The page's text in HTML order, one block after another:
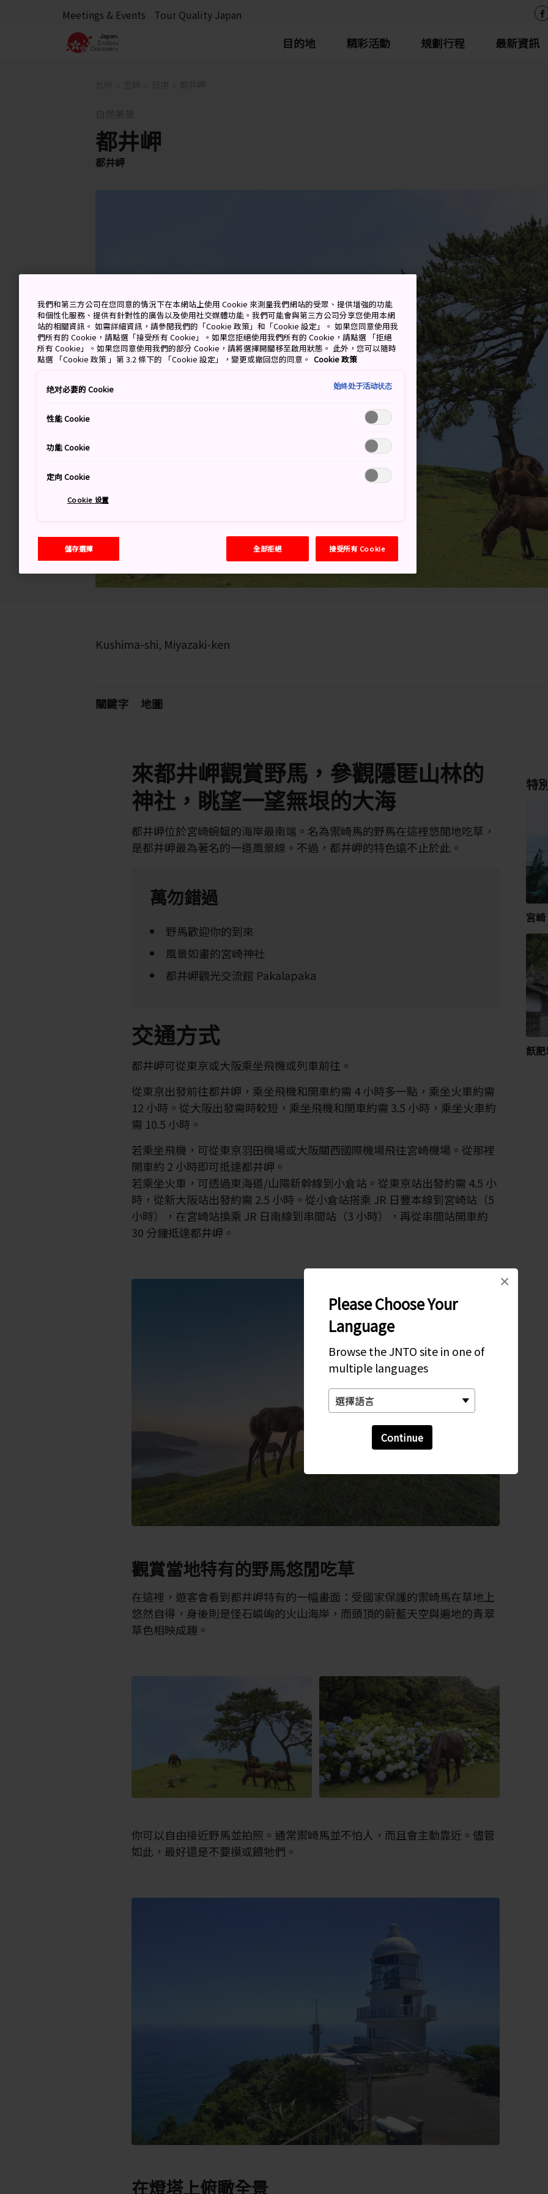
Please Choose Your
Language
Browse the JNTO site in one of
multiple languages
Continue
×
Meetings & Events Tour Quality Japan
目的地 精彩活動 規劃行程 最新資訊
都井岬
都井岬
Kushima-shi, Miyazaki-ken
關鍵字 地圖
來都井岬觀賞野馬，參觀隱匿山林的
神社，眺望一望無垠的大海
都井岬位於宮崎蜿蜒的海岸最南端。名為禦崎馬的野馬在這裡悠閒地吃草，
是都井岬最為著名的一道風景線。不過，都井岬的特色遠不止於此。
萬勿錯過
野馬歡迎你的到來
風景如畫的宮崎神社
都井岬觀光交流館 Pakalapaka
交通方式
都井岬可從東京或大阪乘坐飛機或列車前往。
從東京出發前往都井岬，乘坐飛機和開車約需 4 小時多一點，乘坐火車約需
12 小時。從大阪出發需時較短，乘坐飛機和開車約需 3.5 小時，乘坐火車約
需 10.5 小時。
若乘坐飛機，可從東京羽田機場或大阪關西國際機場飛往宮崎機場。從那裡
開車約 2 小時即可抵達都井岬。
若乘坐火車，可透過東海道/山陽新幹線到小倉站。從東京站出發約需 4.5 小
時，從新大阪站出發約需 2.5 小時。從小倉站搭乘 JR 日豐本線到宮崎站（5
小時），在宮崎站換乘 JR 日南線到串間站（3 小時），再從串間站開車約
30 分鐘抵達都井岬。
觀賞當地特有的野馬悠閒吃草
在這裡，遊客會看到都井岬特有的一幅畫面：受國家保護的禦崎馬在草地上
悠然自得，身後則是怪石嶙峋的火山海岸，而頭頂的蔚藍天空與遍地的青翠
草色相映成趣。
你可以自由接近野馬並拍照。通常禦崎馬並不怕人，而且會主動靠近。儘管
如此，最好還是不要摸或餵牠們。
在燈塔上俯瞰全景
特
宮崎
飫
我們和第三方公司在您同意的情況下在本網站上使用 Cookie 來測量我們網站的受眾、提供增強的功能
和個性化服務、提供有針對性的廣告以及使用社交媒體功能。我們可能會與第三方公司分享您使用本網
站的相關資訊。 如需詳細資訊，請參閱我們的「Cookie 政策」和「Cookie 設定」。 如果您同意使用我
們所有的 Cookie，請點選「接受所有 Cookie」。如果您拒絕使用我們所有的 Cookie，請點選 「拒絕
所有 Cookie」。如果您同意使用我們的部分 Cookie，請將選擇開關移至啟用狀態。 此外，您可以隨時
點選 「Cookie 政策 」第 3.2 條下的 「Cookie 設定」，變更或撤回您的同意。 Cookie 政策
绝对必要的 Cookie 始终处于活动状态
性能 Cookie
功能 Cookie
定向 Cookie
Cookie 设置
儲存選擇 全部拒絕 接受所有 Cookie